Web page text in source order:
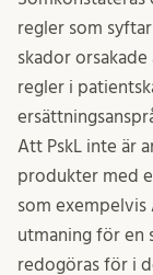
regler som
skador
regler i
Att PskL inte är
produkter med
som exempelvis
utmaning för en
redogöras för i